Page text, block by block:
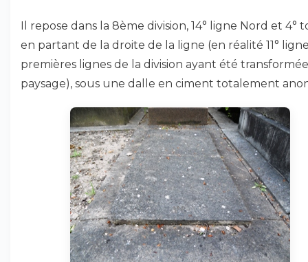
Il repose dans la 8ème division, 14° ligne Nord et 4°
en partant de la droite de la ligne (en réalité 11°
premières lignes de la division ayant été
paysage), sous une dalle en ciment totalement